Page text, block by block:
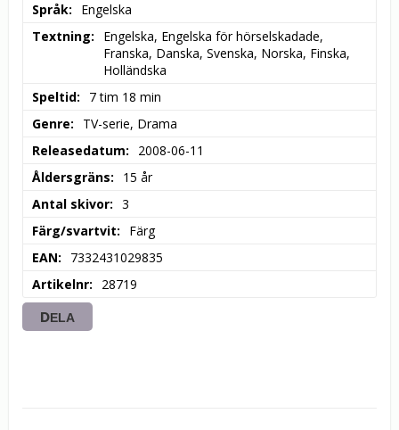
Språk
Engelska
Textning
Engelska, Engelska för hörselskadade,
Franska, Danska, Svenska, Norska, Finska,
Holländska
Speltid
7 tim 18 min
Genre
TV-serie, Drama
Releasedatum
2008-06-11
Åldersgräns
15 år
Antal skivor
3
Färg/svartvit
Färg
EAN
7332431029835
Artikelnr
28719
DELA